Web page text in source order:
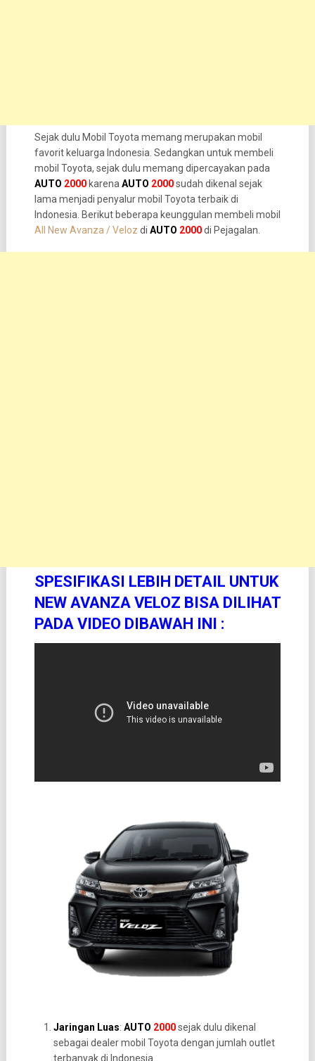
Sejak dulu Mobil Toyota memang merupakan mobil
favorit keluarga Indonesia. Sedangkan untuk membeli
mobil Toyota, sejak dulu memang dipercayakan pada
AUTO 2000karenaAUTO 2000sudah dikenal sejak
lama menjadi penyalur mobil Toyota terbaik di
Indonesia. Berikut beberapa keunggulan membeli mobil
All New Avanza / Veloz di AUTO 2000di Pejagalan.
S PESIFIKASI LEBIH DETAIL UNTUK
NEW AVANZA VELOZ BISA DILIHAT
PADA VIDEO DIBAWAH INI :
Jaringan Luas: AUTO 2000sejak dulu dikenal
sebagai dealer mobil Toyota dengan jumlah outlet
terbanyak di Indonesia.